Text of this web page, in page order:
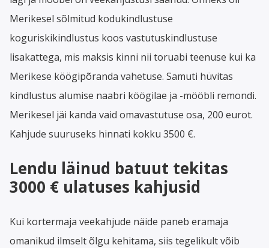
Merikesel sõlmitud kodukindlustuse
koguriskikindlustus koos vastutuskindlustuse
lisakattega, mis maksis kinni nii toruabi teenuse kui ka
Merikese köögipõranda vahetuse. Samuti hüvitas
kindlustus alumise naabri köögilae ja -mööbli remondi.
Merikesel jäi kanda vaid omavastutuse osa, 200 eurot.
Kahjude suuruseks hinnati kokku 3500 €.
Lendu läinud batuut tekitas
3000 € ulatuses kahjusid
Kui kortermaja veekahjude näide paneb eramaja
omanikud ilmselt õlgu kehitama, siis tegelikult võib